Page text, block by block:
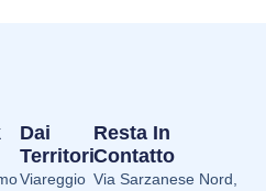
Dai
Territori
Viareggio
Resta In
Contatto
Via Sarzanese Nord,